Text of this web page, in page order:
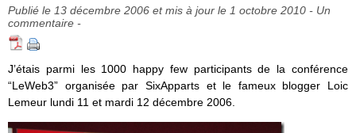
Publié le 13 décembre 2006 et mis à jour le 1 octobre 2010 - Un
commentaire -
J’étais parmi les 1000 happy few participants de la conférence
“LeWeb3” organisée par SixApparts et le fameux blogger Loic
Lemeur lundi 11 et mardi 12 décembre 2006.